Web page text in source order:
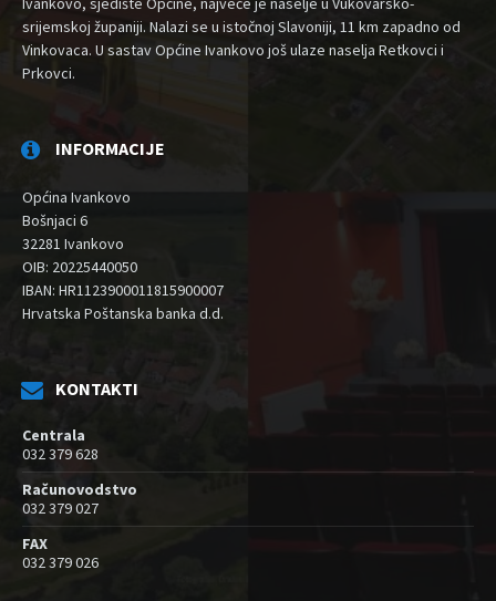
srijemskoj županiji. Nalazi se u istočnoj Slavoniji, 11 km zapadno od
Vinkovaca. U sastav Općine Ivankovo još ulaze naselja Retkovci i
Prkovci.
INFORMACIJE
Općina Ivankovo
Bošnjaci 6
32281 Ivankovo
OIB: 20225440050
IBAN: HR1123900011815900007
Hrvatska Poštanska banka d.d.
KONTAKTI
Centrala
032 379 628
Računovodstvo
032 379 027
FAX
032 379 026